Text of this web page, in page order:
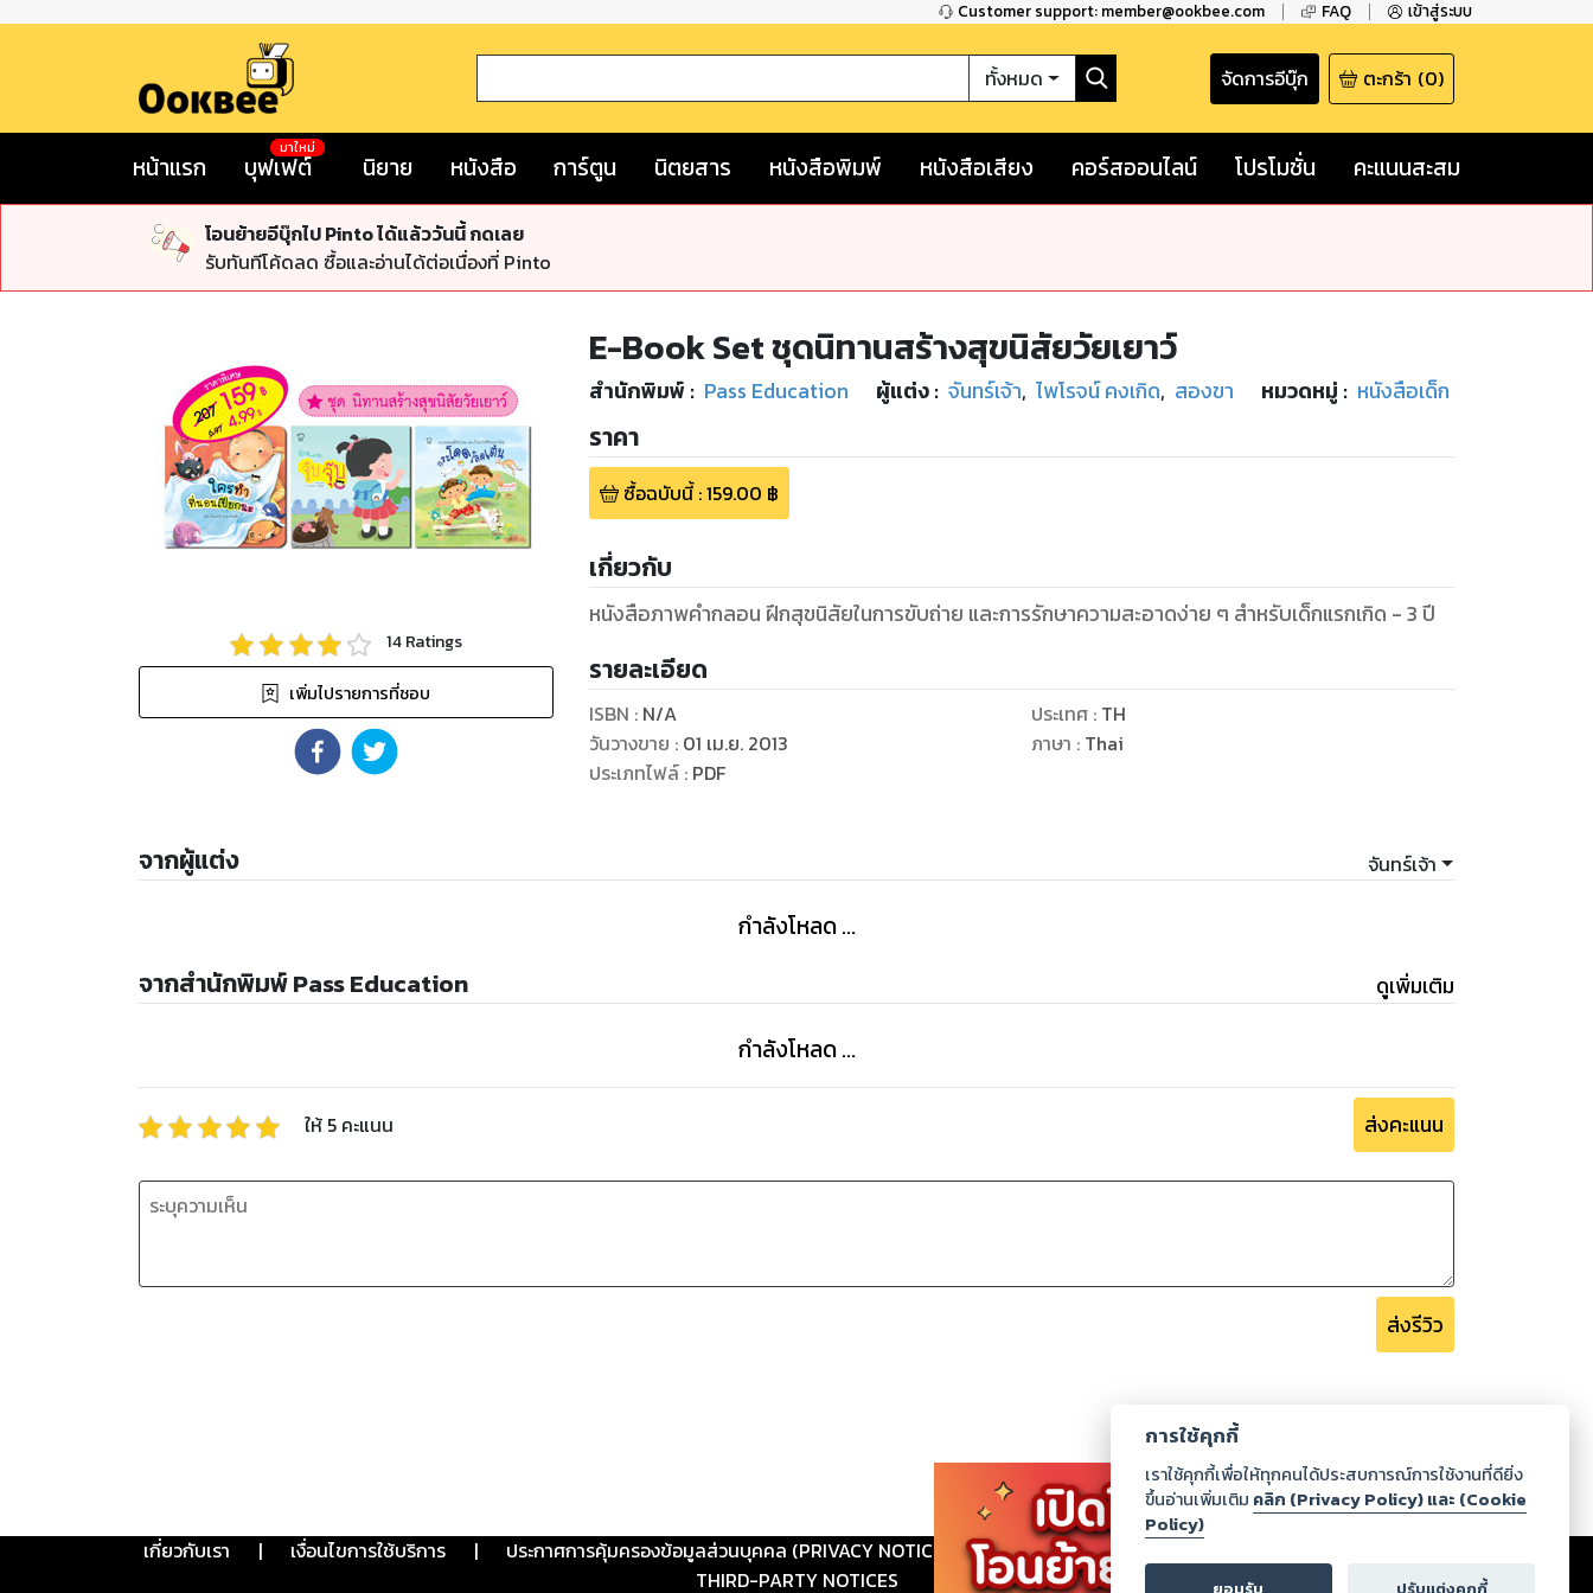
Customer support: member@ookbee.com FAQ เข้าสู่ระบบ
ทั้งหมด จัดการอีบุ๊ก ตะกร้า (0)
หน้าแรก บุฟเฟต์
มาใหม่
นิยาย หนังสือ การ์ตูน นิตยสาร หนังสือพิมพ์ หนังสือเสียง คอร์สออนไลน์ โปรโมชั่น คะแนนสะสม
โอนย้ายอีบุ๊กไป Pinto ได้แล้ววันนี้ กดเลย
รับทันทีโค้ดลด ซื้อและอ่านได้ต่อเนื่องที่ Pinto
14Ratings
เพิ่มไปรายการที่ชอบ
E-Book Set ชุดนิทานสร้างสุขนิสัยวัยเยาว์
สำนักพิมพ์ : Pass Education ผู้แต่ง : จันทร์เจ้า, ไพโรจน์ คงเกิด, สองขา หมวดหมู่ : หนังสือเด็ก
ราคา
ซื้อฉบับนี้:159.00 ฿
เกี่ยวกับ
หนังสือภาพคำกลอน ฝึกสุขนิสัยในการขับถ่าย และการรักษาความสะอาดง่าย ๆ สำหรับเด็กแรกเกิด - 3 ปี
รายละเอียด
ISBN : N/A
วันวางขาย : 01 เม.ย. 2013
ประเภทไฟล์: PDF
ประเทศ : TH
ภาษา : Thai
จากผู้แต่ง จันทร์เจ้า
กำลังโหลด ...
จากสำนักพิมพ์ Pass Education ดูเพิ่มเติม
กำลังโหลด ...
ให้ 5 คะแนน ส่งคะแนน
ส่งรีวิว
เกี่ยวกับเรา | เงื่อนไขการใช้บริการ | ประกาศการคุ้มครองข้อมูลส่วนบุคคล (PRIVACY NOTICE) | ติดต่อเรา
THIRD-PARTY NOTICES
การใช้คุกกี้
เราใช้คุกกี้เพื่อให้ทุกคนได้ประสบการณ์การใช้งานที่ดียิ่ง
ขึ้นอ่านเพิ่มเติม คลิก (Privacy Policy) และ (Cookie
Policy)
ยอมรับ ปรับแต่งคุกกี้